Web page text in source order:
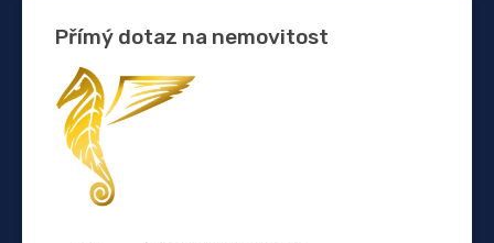
Přímý dotaz na nemovitost